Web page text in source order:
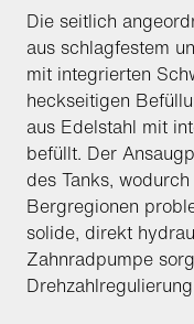
Die seitlich
aus schlagfestem
mit integrierten
heckseitigen
aus Edelstahl mit
befüllt. Der
des Tanks,
Bergregionen
solide, direkt
Zahnradpumpe